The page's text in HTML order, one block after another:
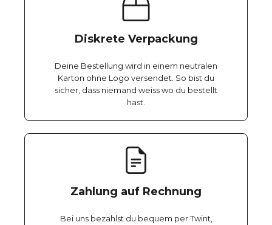
Diskrete Verpackung
Deine Bestellung wird in einem neutralen
Karton ohne Logo versendet. So bist du
sicher, dass niemand weiss wo du bestellt
hast.
Zahlung auf Rechnung
Bei uns bezahlst du bequem per Twint,